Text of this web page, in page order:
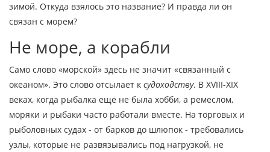
зимой. Откуда взялось это название? И правда ли он
связан с морем?
Не море, а корабли
Само слово «морской» здесь не значит «связанный с
океаном». Это слово отсылает к судоходству. В XVIII-XIX
веках, когда рыбалка ещё не была хобби, а ремеслом,
моряки и рыбаки часто работали вместе. На торговых и
рыболовных судах - от барков до шлюпок - требовались
узлы, которые не развязывались под нагрузкой, не